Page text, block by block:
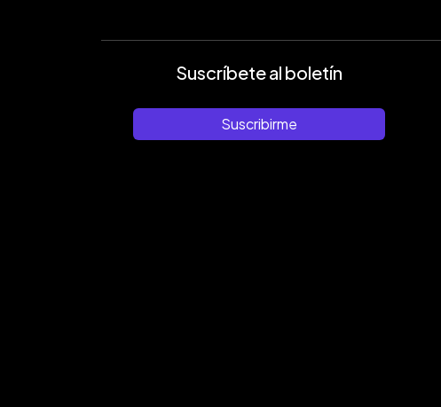
Suscríbete al boletín
Suscribirme